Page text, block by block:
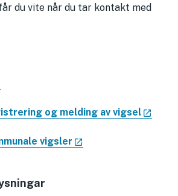
du vite når du tar kontakt med
og melding av vigsel
vigsler